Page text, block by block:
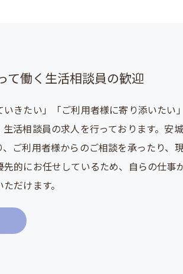
て働く生活相談員の歓迎
いきたい」「ご利用者様に寄り添いたい
生活相談員の求人を行っております。安
、ご利用者様からのご相談を承ったり、
的にお任せしているため、自らの仕事
だけます。